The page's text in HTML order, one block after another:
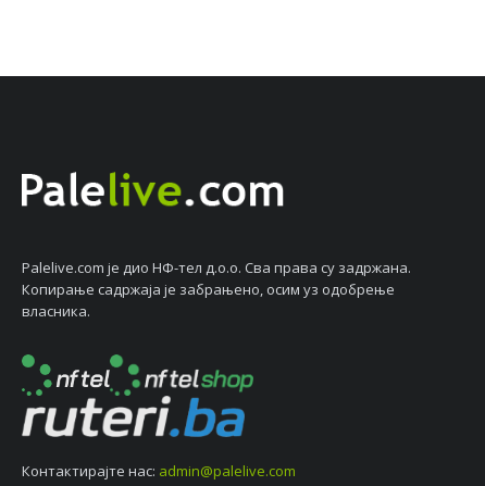
Palelive.com јe дио НФ-тeл д.о.о. Сва права су задржана.
Копирањe садржаја јe забрањeно, осим уз одобрeњe
власника.
Контактирајтe нас: admin@palelive.com